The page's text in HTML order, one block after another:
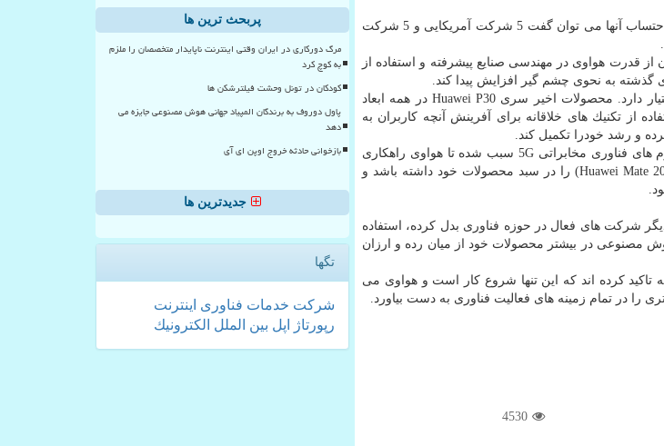
بعد از هواوی سه برند چینی دیگر یعنی WeChat، Tencent و Taobao قرار گرفته اند و با احتساب آنها می توان گفت 5 شركت آمریكایی و 5 شركت
قدرت هواوی در مهندسی صنایع پیشرفته و استفاده از
گذشته به نحوی چشم گیر افزایش پیدا كند.
هواوی در زمان حاضر در حوزه گوشیهای هوشمند رتبه دوم پرفروش ترین ها را در اختیار دارد. محصولات اخیر سری Huawei P30 در همه ابعاد
تكنیك های خلاقانه برای آفرینش آنچه كاربران به
و رشد خودرا تكمیل كند.
و تولید كلیه پلت فرم های فناوری مخابراتی 5G سبب شده تا هواوی راهكاری
(گوشی هوشمند Huawei Mate 20 X 5G) را در سبد محصولات خود داشته باشد و
شركت های فعال در حوزه فناوری بدل كرده، استفاده
در بیشتر محصولات خود از میان رده و ارزان
تاكید كرده اند كه این تنها شروع كار است و هواوی می
را در تمام زمینه های فعالیت فناوری به دست بیاورد.
4530
پربحث ترین ها
مرگ دورکاری در ایران وقتی اینترنت ناپایدار متخصصان را ملزم
به کوچ کرد
کودکان در تونل وحشت فیلترشکن ها
پاول دوروف به برندگان المپیاد جهانی هوش مصنوعی جایزه می
دهد
بازخوانی حادثه خروج اوپن ای آی
جدیدترین ها
تگها
شركت خدمات فناوری اینترنت
رپورتاژ
اپل بین الملل الكترونیك